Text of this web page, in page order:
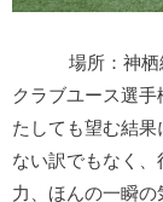
場所：神
クラブユース選
たしても望む結
ない訳でもなく
力、ほんの一瞬